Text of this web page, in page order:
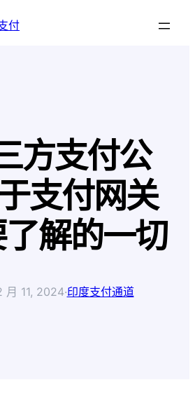
付
方支付公
支付网关
解的一切
月 11, 2024·印度支付通道